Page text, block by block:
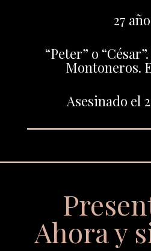
27
“Peter” o
Montoneros.
Asesinado el
Ahora y